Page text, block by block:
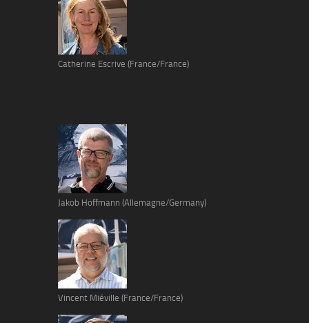
Catherine Escrive (France/France)
Jakob Hoffmann (Allemagne/Germany)
Vincent Miéville (France/France)